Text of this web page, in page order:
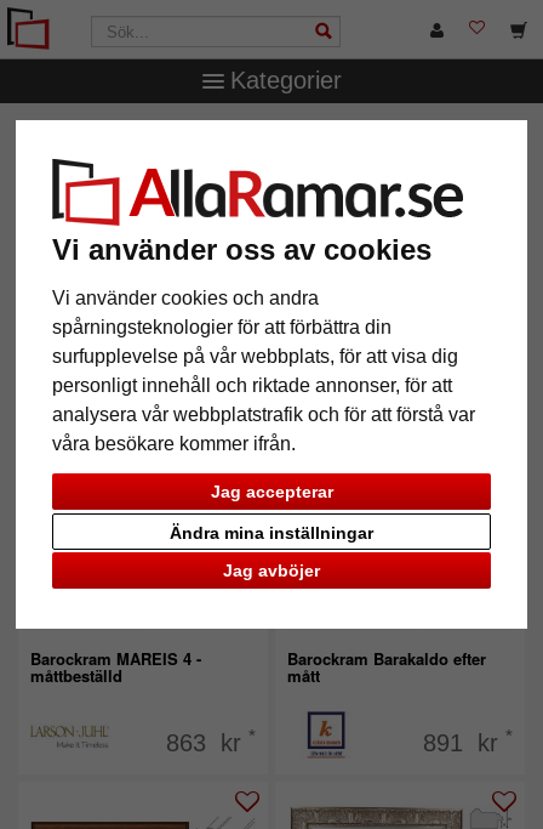
Vi använder oss av cookies
Vi använder cookies och andra
spårningsteknologier för att förbättra din
surfupplevelse på vår webbplats, för att visa dig
personligt innehåll och riktade annonser, för att
analysera vår webbplatstrafik och för att förstå var
våra besökare kommer ifrån.
Jag accepterar
Jag avböjer
Ändra mina inställningar
Kategorier
12 Artiklar Populärast
Grid
Barockram MAREIS 4 -
måttbeställd
863 kr *
Barockram Barakaldo efter
mått
891 kr *